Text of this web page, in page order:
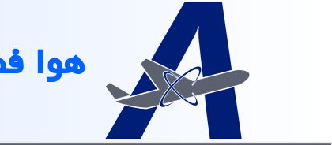
هوا